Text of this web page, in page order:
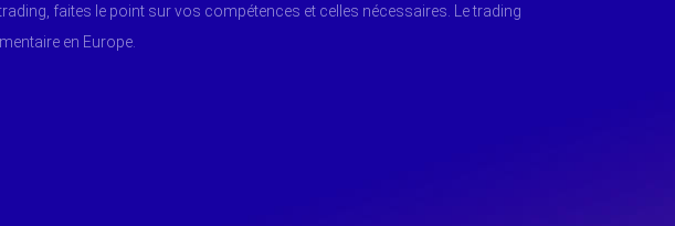
faites le point sur vos compétences et celles nécessaires. Le trading
en Europe.